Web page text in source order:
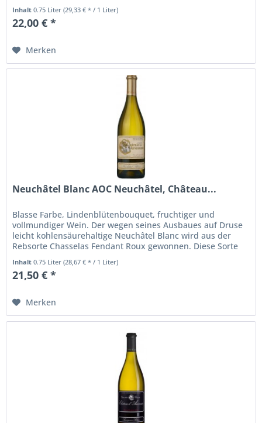
Inhalt0.75 Liter(29,33 € * / 1 Liter)
22,00 € *
Merken
Neuchâtel Blanc AOC Neuchâtel, Château...
Blasse Farbe, Lindenblütenbouquet, fruchtiger und
vollmundiger Wein. Der wegen seines Ausbaues auf Druse
leicht kohlensäurehaltige Neuchâtel Blanc wird aus der
Rebsorte Chasselas Fendant Roux gewonnen. Diese Sorte
orientalischer Herkunft...
Inhalt0.75 Liter(28,67 € * / 1 Liter)
21,50 € *
Merken